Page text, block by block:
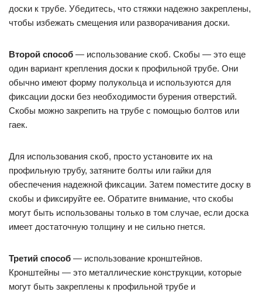
доски к трубе. Убедитесь, что стяжки надежно закреплены,
чтобы избежать смещения или разворачивания доски.
Второй способ — использование скоб. Скобы — это еще
один вариант крепления доски к профильной трубе. Они
обычно имеют форму полукольца и используются для
фиксации доски без необходимости бурения отверстий.
Скобы можно закрепить на трубе с помощью болтов или
гаек.
Для использования скоб, просто установите их на
профильную трубу, затяните болты или гайки для
обеспечения надежной фиксации. Затем поместите доску в
скобы и фиксируйте ее. Обратите внимание, что скобы
могут быть использованы только в том случае, если доска
имеет достаточную толщину и не сильно гнется.
Третий способ — использование кронштейнов.
Кронштейны — это металлические конструкции, которые
могут быть закреплены к профильной трубе и